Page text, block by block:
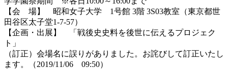
【会 場】 昭和女子大学 1号館 3階 3S03教室（東京都世
田谷区太子堂1-7-57）
【企画・出展】 「戦後史史料を後世に伝えるプロジェク
ト」
（訂正）会場名に誤りがありました。お詫びして訂正いたし
ます。（2019/11/06 09:50）